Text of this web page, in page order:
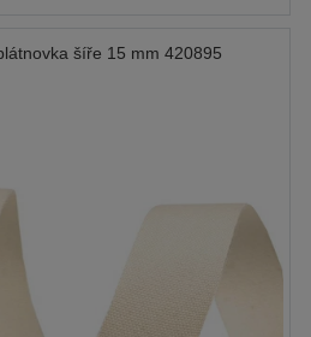
šíře 15 mm 420895